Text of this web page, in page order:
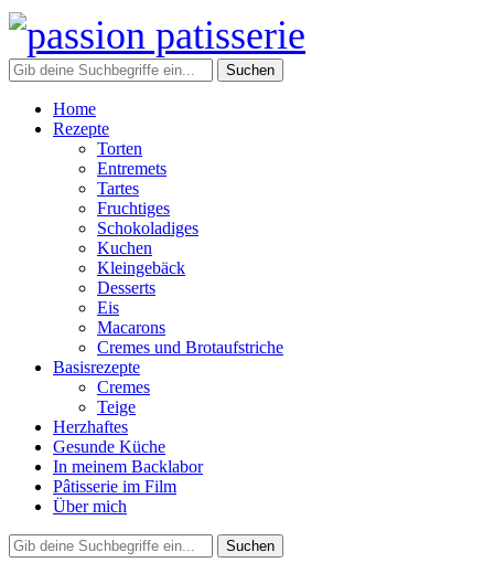
Home
Rezepte
Torten
Entremets
Tartes
Fruchtiges
Schokoladiges
Kuchen
Kleingebäck
Desserts
Eis
Macarons
Cremes und Brotaufstriche
Basisrezepte
Cremes
Teige
Herzhaftes
Gesunde Küche
In meinem Backlabor
Pâtisserie im Film
Über mich